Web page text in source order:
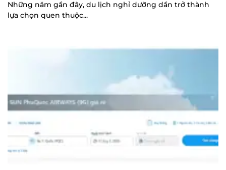
Những năm gần đây, du lịch nghỉ dưỡng dần trở thành
lựa chọn quen thuộc...